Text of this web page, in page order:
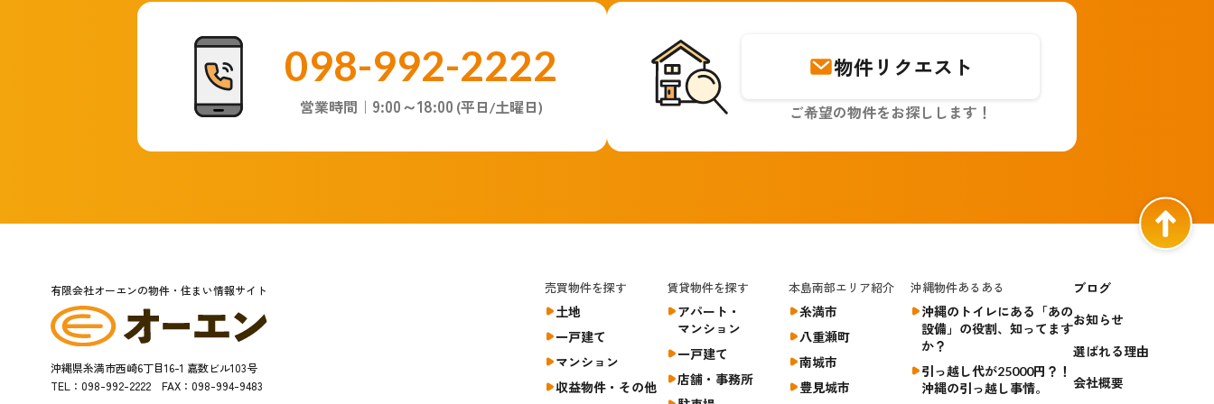
098-992-2222
営業時間｜ 9:00～18:00 (平日/土曜日)
物件リクエスト
ご希望の物件をお探しします！
売買物件を探す
土地
一戸建て
マンション
収益物件・その他
賃貸物件を探す
アパート・
マンション
一戸建て
店舗・事務所
本島南部エリア紹介
糸満市
八重瀬町
南城市
豊見城市
沖縄物件あるある
沖縄のトイレにある「あの
設備」の役割、知ってます
か？
引っ越し代が25000円？！
沖縄の引っ越し事情。
ブログ
お知らせ
選ばれる理由
会社概要
有限会社オーエンの物件・住まい情報サイト
沖縄県糸満市西崎6丁目16-1 嘉数ビル103号
TEL：098-992-2222 FAX：098-994-9483